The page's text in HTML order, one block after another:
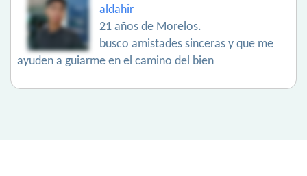
aldahir
21 años de Morelos.
busco amistades sinceras y que me
ayuden a guiarme en el camino del bien